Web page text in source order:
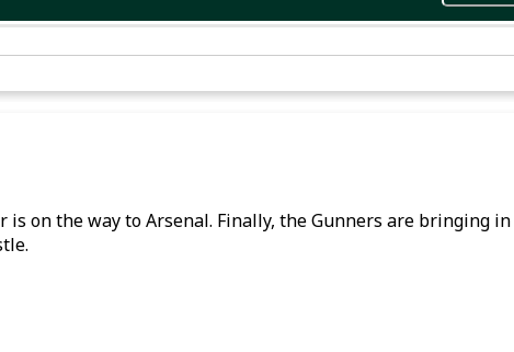
is on the way to Arsenal. Finally, the Gunners are bringing